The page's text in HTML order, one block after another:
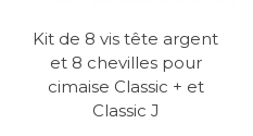
conçue pour supporter
kg par mètre linéaire.
robuste et esthétique.
Kit de 8 vis tête argent
et 8 chevilles pour
cimaise Classic + et
Classic J